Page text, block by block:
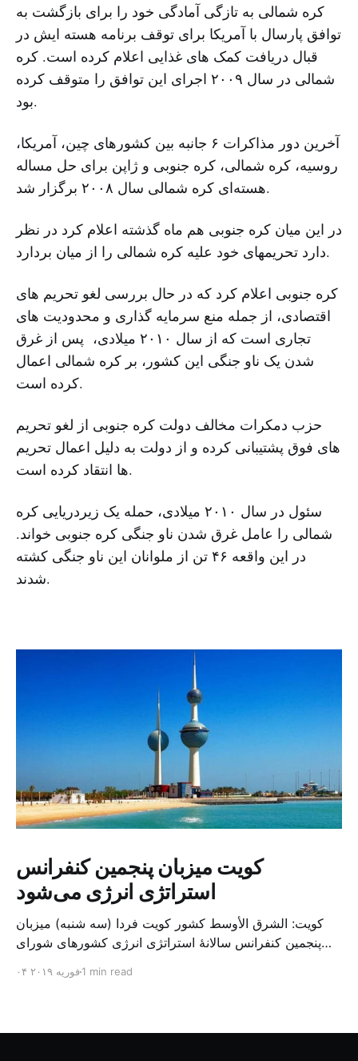
کره شمالی به تازگی آمادگی خود را برای بازگشت به
توافق پارسال با آمریکا برای توقف برنامه هسته ایش در
قبال دریافت کمک های غذایی اعلام کرده است. کره
شمالی در سال ۲۰۰۹ اجرای این توافق را متوقف کرده
بود.
آخرین دور مذاکرات ۶ جانبه بین کشورهای چین، آمریکا،
روسیه، کره شمالی، کره جنوبی و ژاپن برای حل مساله
هسته‌ای کره شمالی سال ۲۰۰۸ برگزار شد.
در این میان کره جنوبی هم ماه گذشته اعلام کرد در نظر
دارد تحریمهای خود علیه کره شمالی را از میان بردارد.
کره جنوبی اعلام کرد که در حال بررسی لغو تحریم های
اقتصادی، از جمله منع سرمایه گذاری و محدودیت های
تجاری است که از سال ۲۰۱۰ میلادی، پس از غرق
شدن یک ناو جنگی این کشور، بر کره شمالی اعمال
کرده است.
حزب دمکرات مخالف دولت کره جنوبی از لغو تحریم
های فوق پشتیبانی کرده و از دولت به دلیل اعمال تحریم
ها انتقاد کرده است.
سئول در سال ۲۰۱۰ میلادی، حمله یک زیردریایی کره
شمالی را عامل غرق شدن ناو جنگی کره جنوبی خواند.
در این واقعه ۴۶ تن از ملوانان این ناو جنگی کشته
شدند.
کویت میزبان پنجمین کنفرانس
استراتژی انرژی می‌شود
کویت: الشرق الأوسط کشور کویت فردا (سه شنبه) میزبان
پنجمین کنفرانس سالانهٔ استراتژی انرژی کشورهای شورای
متخصص از شرکت‌های جهانی نفت و گاز در این کنفرانس
۰۴ فوریه ۲۰۱۹1 min read